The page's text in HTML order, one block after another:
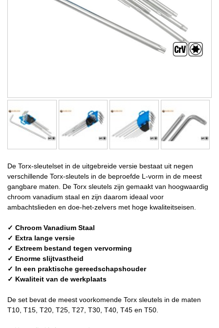
De Torx-sleutelset in de uitgebreide versie bestaat uit negen
verschillende Torx-sleutels in de beproefde L-vorm in de meest
gangbare maten. De Torx sleutels zijn gemaakt van hoogwaardig
chroom vanadium staal en zijn daarom ideaal voor
ambachtslieden en doe-het-zelvers met hoge kwaliteitseisen.
✓ Chroom Vanadium Staal
✓ Extra lange versie
✓ Extreem bestand tegen vervorming
✓ Enorme slijtvastheid
✓ In een praktische gereedschapshouder
✓ Kwaliteit van de werkplaats
De set bevat de meest voorkomende Torx sleutels in de maten
T10, T15, T20, T25, T27, T30, T40, T45 en T50.